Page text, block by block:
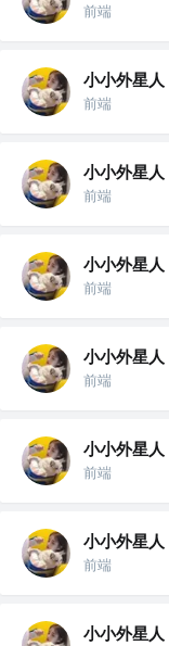
前端
小小外星人
前端
小小外星人
前端
小小外星人
前端
小小外星人
前端
小小外星人
前端
小小外星人
前端
小小外星人